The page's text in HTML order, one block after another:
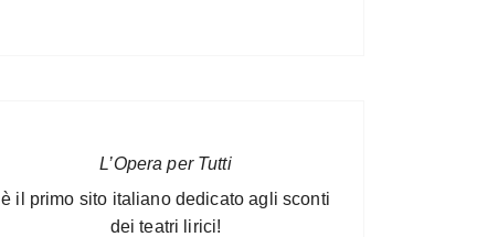
L’Opera per Tutti
è il primo sito italiano dedicato agli sconti
dei teatri lirici!